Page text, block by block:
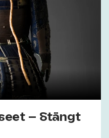
– Stängt